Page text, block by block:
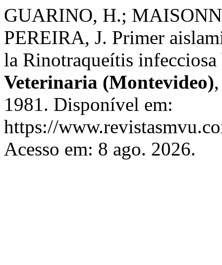
GUARINO, H.;
PEREIRA, J. Primer
la Rinotraqueítis
Veterinaria (Montevideo)
1981. Disponível em:
https://
Acesso em: 8 ago. 2026.